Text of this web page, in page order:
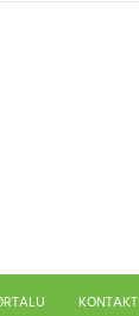
KONTAKT